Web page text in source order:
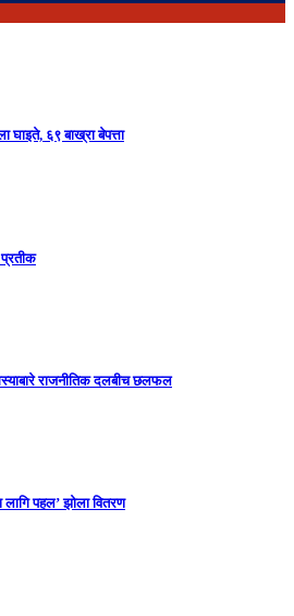
घाइते, ६९ बाख्रा बेपत्ता
राजनीतिक दलबीच छलफल
लागि पहल’ झोला वितरण